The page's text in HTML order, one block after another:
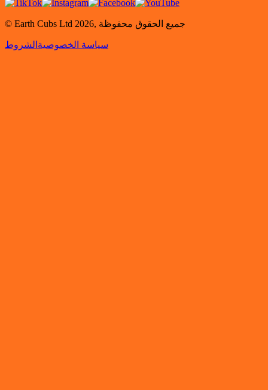
© Earth Cubs Ltd 2026, جميع الحقوق محفوظة
سياسة الخصوصية الشروط